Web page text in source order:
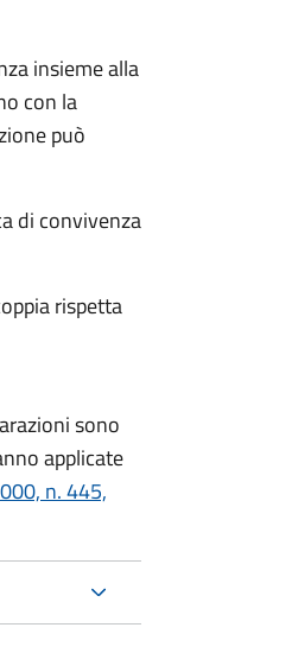
insieme alla
con la
può
di convivenza
rispetta
sono
applicate
n. 445,